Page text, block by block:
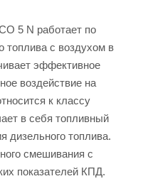
5 N работает по
топлива с воздухом в
эффективное
воздействие на
к классу
в себя топливный
дизельного топлива.
смешивания с
показателей КПД.